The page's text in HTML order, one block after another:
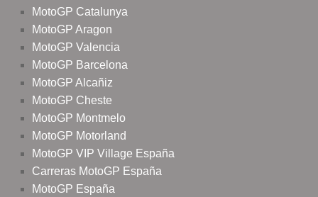
MotoGP Catalunya
MotoGP Aragon
MotoGP Valencia
MotoGP Barcelona
MotoGP Alcañiz
MotoGP Cheste
MotoGP Montmelo
MotoGP Motorland
MotoGP VIP Village España
Carreras MotoGP España
MotoGP España